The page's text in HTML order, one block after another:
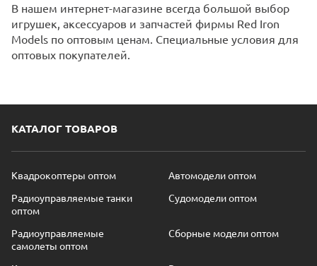
В нашем интернет-магазине всегда большой выбор
игрушек, аксессуаров и запчастей фирмы Red Iron
Models по оптовым ценам. Специальные условия для
оптовых покупателей.
КАТАЛОГ ТОВАРОВ
Квадрокоптеры оптом
Автомодели оптом
Радиоуправляемые танки
оптом
Судомодели оптом
Радиоуправляемые
самолеты оптом
Сборные модели оптом